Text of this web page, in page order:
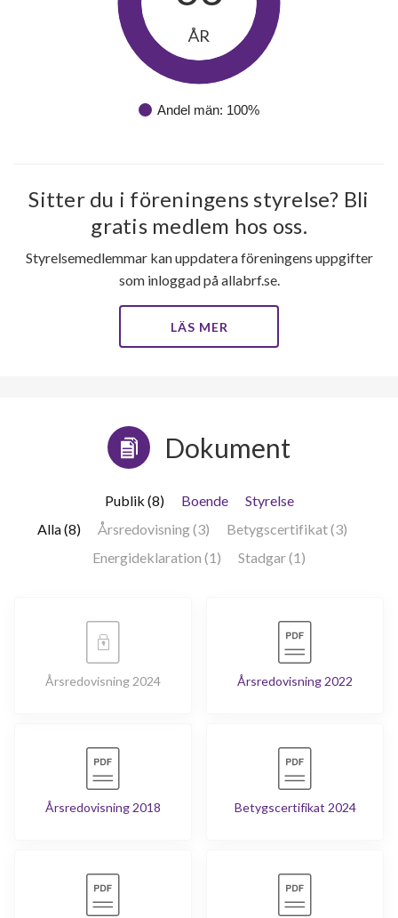
Andel män: 100%
ÅR
Sitter du i föreningens styrelse? Bli
gratis medlem hos oss.
Styrelsemedlemmar kan uppdatera föreningens uppgifter
som inloggad på allabrf.se.
LÄS MER
Dokument
Publik (8) Boende
Styrelse
Alla (8)
Årsredovisning (3)
Betygscertifikat (3)
Energideklaration (1)
Stadgar (1)
Årsredovisning 2024 Årsredovisning 2022
Årsredovisning 2018 Betygscertifikat 2024